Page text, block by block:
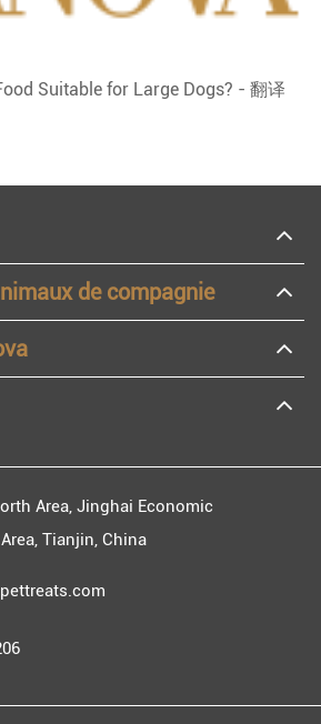
Suitable for Large Dogs? - 翻译
de compagnie
Area, Jinghai Economic
Tianjin, China